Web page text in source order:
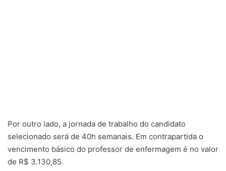
Por outro lado, a jornada de trabalho do candidato
selecionado será de 40h semanais. Em contrapartida o
vencimento básico do professor de enfermagem é no valor
de R$ 3.130,85.